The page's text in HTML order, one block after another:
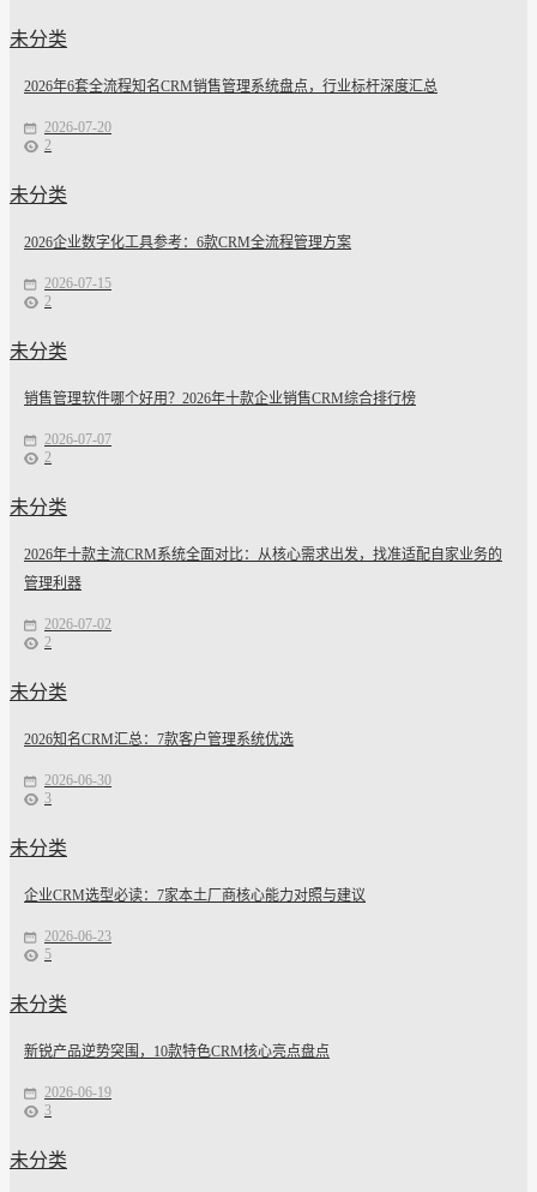
未分类
2026年6套全流程知名CRM销售管理系统盘点，行业标杆深度汇总
2026-07-20
2
未分类
2026企业数字化工具参考：6款CRM全流程管理方案
2026-07-15
2
未分类
销售管理软件哪个好用？2026年十款企业销售CRM综合排行榜
2026-07-07
2
未分类
2026年十款主流CRM系统全面对比：从核心需求出发，找准适配自家业务的
管理利器
2026-07-02
2
未分类
2026知名CRM汇总：7款客户管理系统优选
2026-06-30
3
未分类
企业CRM选型必读：7家本土厂商核心能力对照与建议
2026-06-23
5
未分类
新锐产品逆势突围，10款特色CRM核心亮点盘点
2026-06-19
3
未分类